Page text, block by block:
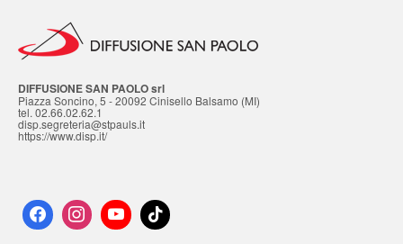
DIFFUSIONE SAN PAOLO srl
Piazza Soncino, 5 - 20092 Cinisello Balsamo (MI)
tel. 02.66.02.62.1
disp.segreteria@stpauls.it
https://www.disp.it/